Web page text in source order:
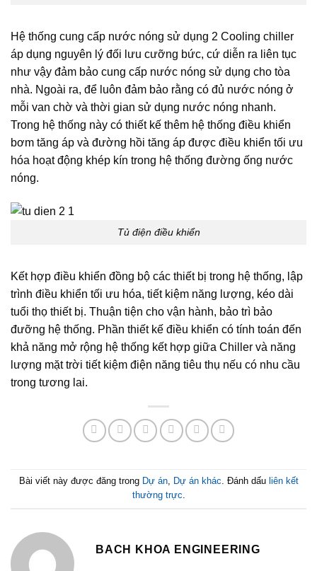
Hệ thống cung cấp nước nóng sử dụng 2 Cooling chiller
áp dụng nguyên lý đối lưu cưỡng bức, cứ diễn ra liên tục
như vậy đảm bảo cung cấp nước nóng sử dụng cho tòa
nhà. Ngoài ra, để luôn đảm bảo rằng có đủ nước nóng ở
mỗi van chờ và thời gian sử dụng nước nóng nhanh.
Trong hệ thống này có thiết kế thêm hệ thống điều khiển
bơm tăng áp và đường hồi tăng áp được điều khiển tối ưu
hóa hoạt động khép kín trong hệ thống đường ống nước
nóng.
Tủ điện điều khiển
Kết hợp điều khiển đồng bộ các thiết bị trong hệ thống, lập
trình điều khiển tối ưu hóa, tiết kiệm năng lượng, kéo dài
tuổi thọ thiết bị. Thuận tiện cho vận hành, bảo trì bảo
đưỡng hệ thống. Phần thiết kế điều khiển có tính toán đến
khả năng mở rộng hệ thống kết hợp giữa Chiller và năng
lượng mặt trời tiết kiệm điện năng tiêu thụ nếu có nhu cầu
trong tương lai.
Bài viết này được đăng trong Dự án, Dự án khác . Đánh dấu liên kết
thường trực
BACH KHOA ENGINEERING